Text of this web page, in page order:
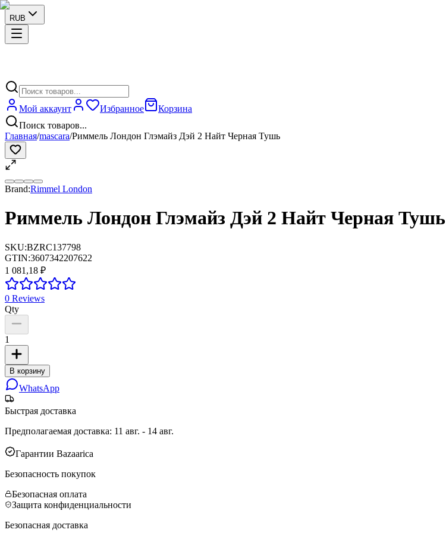
RUB
Мой аккаунт Избранное
Корзина
Поиск товаров...
Главная/mascara/Риммель Лондон Глэмайз Дэй 2 Найт Черная Тушь
Brand:Rimmel London
Риммель Лондон Глэмайз Дэй 2 Найт Черная Тушь
SKU:BZRC137798
GTIN:3607342207622
1 081,18 ₽
0 Reviews
Qty
1
В корзину
WhatsApp
Быстрая доставка
Предполагаемая доставка: 11 авг. - 14 авг.
Гарантии Bazaarica
Безопасность покупок
Безопасная оплата
Защита конфиденциальности
Безопасная доставка